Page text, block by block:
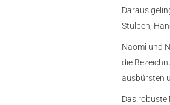
Daraus
Stulpen,
Naomi und
die
ausbürsten
Das robuste